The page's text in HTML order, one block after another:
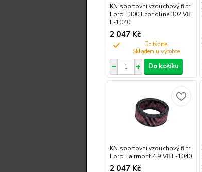
KN sportovní vzduchový filtr
Ford E300 Econoline 302 V8
E-1040
2 047 Kč
Do týdne
Do košíku
KN sportovní vzduchový filtr
Ford Fairmont 4.9 V8 E-1040
2 047 Kč